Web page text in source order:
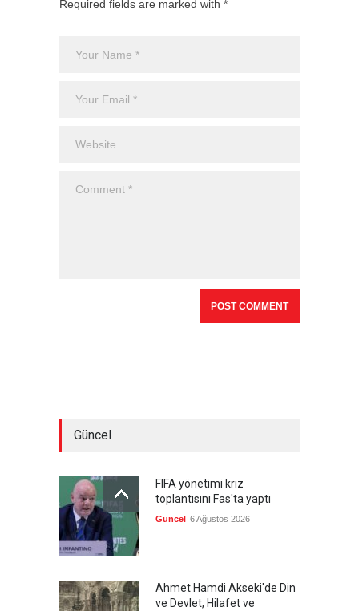
Required fields are marked with *
Güncel
FIFA yönetimi kriz
toplantısını Fas'ta yaptı
Güncel 6 Ağustos 2026
Ahmet Hamdi Akseki'de Din
ve Devlet, Hilafet ve